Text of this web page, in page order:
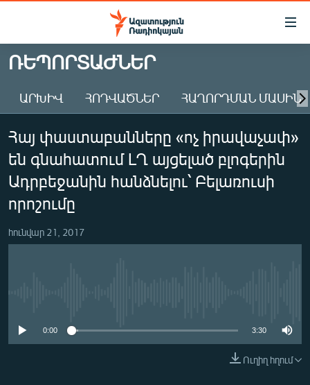
Մատչելիության
Անցնել
հիմնական
Անցնել
հիմնական
մենյուին
Որոնում
ԱԶԱՏՈՒԹՅՈՒՆ TV
ՀԱՅԱՍՏԱՆ
ԸՆՏՐՈՒԹՅՈՒՆՆԵՐ 2026
ԻՐԱՎՈՒՆՔ
ՀԱՍԱՐԱԿՈՒԹՅՈՒՆ
ՂԱՐԱԲԱՂ
ՄԻՋԱԶԳԱՅԻՆ
ՄՇԱԿՈՒՅԹ
ՌԵՊՈՐՏԱԺՆԵՐ
ԱՐԽԻՎ ՀՈԴՎԱԾՆԵՐ ՀԱՂՈՐԴՄԱՆ ՄԱՍԻՆ
Հայ փաստաբանները «ոչ իրավաչափ»
են գնահատում ԼՂ այցելած բլոգերին
Ադրբեջանին հանձնելու՝ Բելառուսի
որոշումը
հունվար 21, 2017
0:00 3:30
Ուղիղ հղում